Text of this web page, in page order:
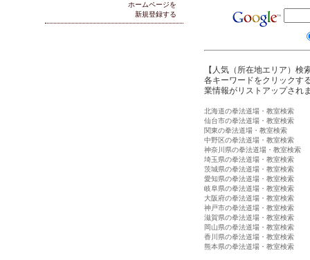
【人気（所在地エリア）検
各キーワードをクリックす
業情報がリストアップされ
北海道の拳法道場・教室検索
仙台市の拳法道場・教室検索
関東の拳法道場・教室検索
中野区の拳法道場・教室検索
神奈川県の拳法道場・教室検索
埼玉県の拳法道場・教室検索
茨城県の拳法道場・教室検索
愛知県の拳法道場・教室検索
岐阜県の拳法道場・教室検索
大阪府の拳法道場・教室検索
神戸市の拳法道場・教室検索
滋賀県の拳法道場・教室検索
岡山県の拳法道場・教室検索
香川県の拳法道場・教室検索
熊本県の拳法道場・教室検索
ホームページを
新規登録する